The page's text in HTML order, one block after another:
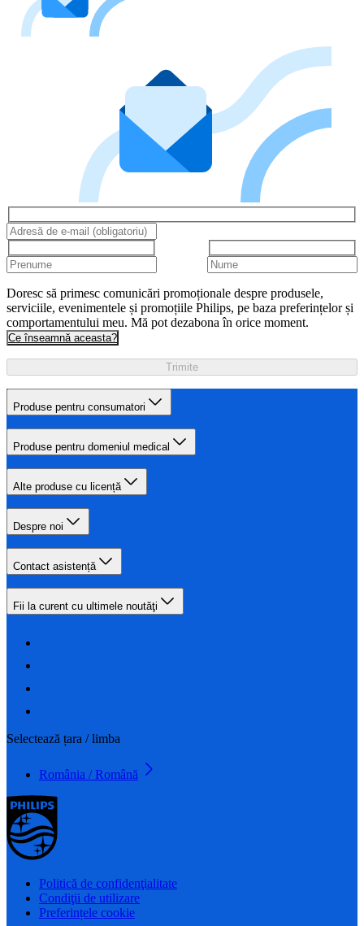
Doresc să primesc comunicări promoționale despre produsele,
serviciile, evenimentele și promoțiile Philips, pe baza preferințelor și
comportamentului meu. Mă pot dezabona în orice moment.
Ce înseamnă aceasta?
Trimite
Produse pentru consumatori
Produse pentru domeniul medical
Alte produse cu licență
Despre noi
Contact asistență
Fii la curent cu ultimele noutăţi
Selectează țara / limba
România / Română
Politică de confidenţialitate
Condiţii de utilizare
Preferințele cookie